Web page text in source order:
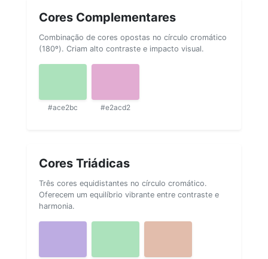
Cores Complementares
Combinação de cores opostas no círculo cromático
(180º). Criam alto contraste e impacto visual.
#ace2bc #e2acd2
Cores Triádicas
Três cores equidistantes no círculo cromático.
Oferecem um equilíbrio vibrante entre contraste e
harmonia.